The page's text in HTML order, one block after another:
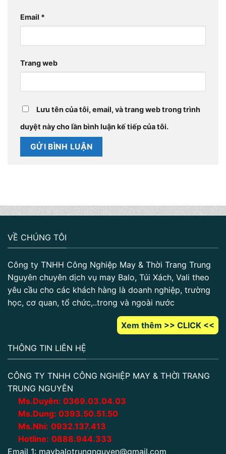
Email *
Trang web
Lưu tên của tôi, email, và trang web trong trình
duyệt này cho lần bình luận kế tiếp của tôi.
VỀ CHÚNG TÔI
Công ty TNHH Công Nghiệp May & Thời Trang Trung
Nguyên chuyên dịch vụ may Balo, Túi Xách, Vali theo
yêu cầu cho các khách hàng là doanh nghiệp, trường
học, cơ quan, tổ chức,..trong và ngoài nước
Xem thêm >> CLICK <<
THÔNG TIN LIÊN HỆ
CÔNG TY TNHH CÔNG NGHIỆP MAY & THỜI TRANG
TRUNG NGUYÊN
Ms.Duyên: 0369.03.04.03
Ms.Dung: 0393.50.51.50
Ms.Nhi: 0932.137.413
Hotline: 0888.944.333
Email 1: maybalotrungnguyen@gmail.com